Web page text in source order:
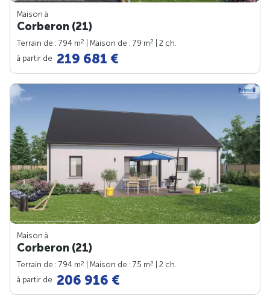
Maison à
Corberon (21)
Terrain de : 794 m2 | Maison de : 79 m2
| 2 ch.
à partir de 219 681 €
Maison à
Corberon (21)
Terrain de : 794 m2 | Maison de : 75 m2
| 2 ch.
à partir de 206 916 €